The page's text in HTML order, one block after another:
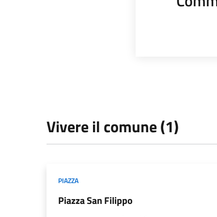
Vivere il comune (1)
PIAZZA
Piazza San Filippo